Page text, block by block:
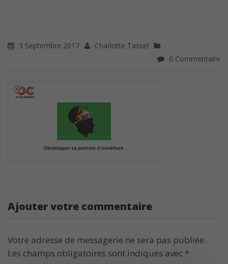
3 Septembre 2017
Charlotte Tassel
0 Commentaire
Ajouter votre commentaire
Votre adresse de messagerie ne sera pas publiée.
Les champs obligatoires sont indiqués avec *